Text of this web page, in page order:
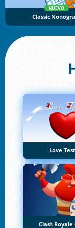
NUEVO
Classic
Love
Clash Royale